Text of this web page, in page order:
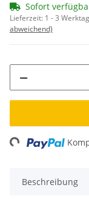
Sofort
Lieferzeit: 1 - 3
abweichend)
Beschreibung